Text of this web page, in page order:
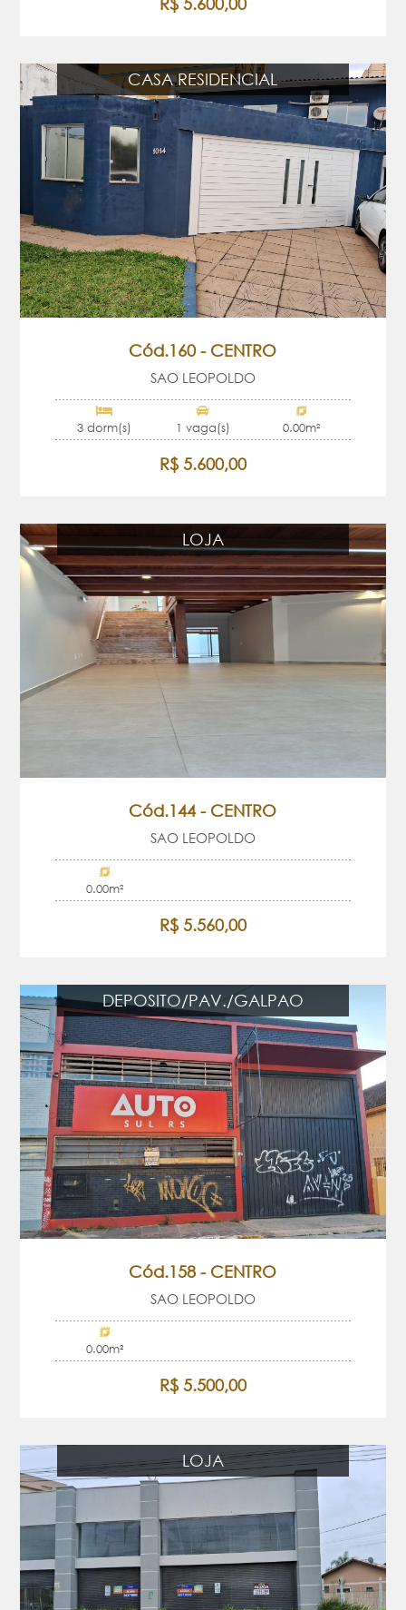
CASA RESIDENCIAL
Cód.160 - CENTRO
SAO LEOPOLDO
3 dorm(s) 1 vaga(s) 0.00m²
R$ 5.600,00
LOJA
Cód.144 - CENTRO
SAO LEOPOLDO
0.00m²
R$ 5.560,00
DEPOSITO/PAV./GALPAO
Cód.158 - CENTRO
SAO LEOPOLDO
0.00m²
R$ 5.500,00
LOJA